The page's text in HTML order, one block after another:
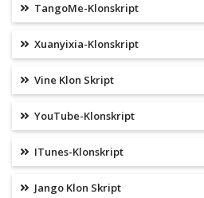
TangoMe-Klonskript
Xuanyixia-Klonskript
Vine Klon Skript
YouTube-Klonskript
ITunes-Klonskript
Jango Klon Skript